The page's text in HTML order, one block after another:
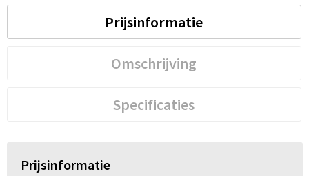
Prijsinformatie
Omschrijving
Specificaties
Prijsinformatie